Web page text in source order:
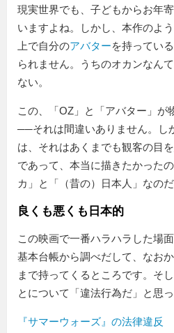
現実世界でも、子どもからお年
いますよね。しかし、本作のよ
上で自分のアバターを持ってい
られません。うちのオカンなん
ない。
この、「OZ」と「アバター」が
──それは間違いありません。し
は、それはあくまでも観客の目
であって、本当に描きたかった
カ」と「（昔の）日本人」なのだ
良くも悪くも日本的
この映画で一番ハラハラした場
基本台帳から調べだして、なお
まで持ってくるところです。そ
とについて「違法行為だ」と思っ
『サマーウォーズ』の法律違反